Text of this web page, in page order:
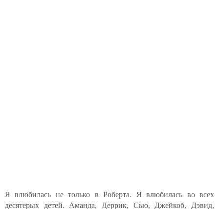
Я влюбилась не только в Роберта. Я влюбилась во всех
десятерых детей. Аманда, Деррик, Сью, Джейкоб, Дэвид,